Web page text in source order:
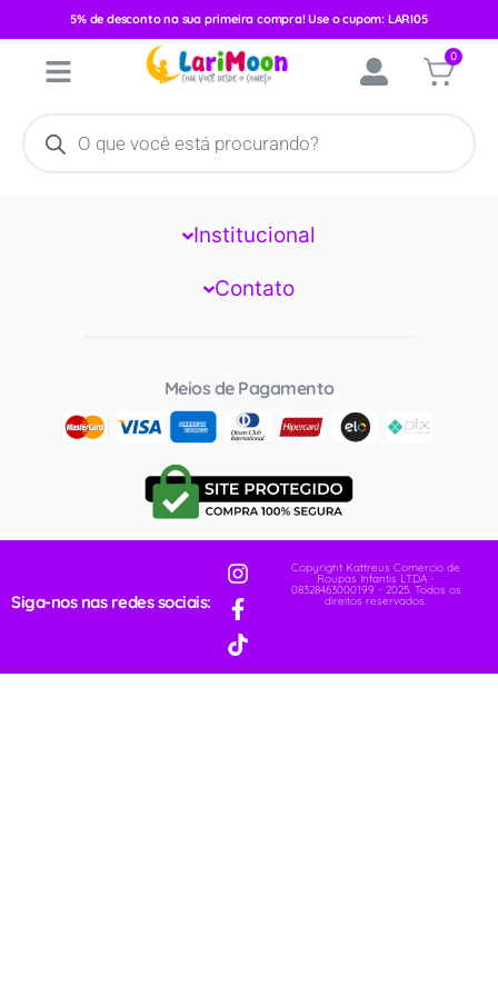
5% de desconto na sua primeira compra! Use o cupom: LARI05
0
Categoria:
Equipollent
Institucional
Contato
Meios de Pagamento
Siga-nos nas redes sociais:
Copyright Kattreus Comercio de
Roupas Infantis LTDA -
08328463000199 - 2025. Todos os
direitos reservados.